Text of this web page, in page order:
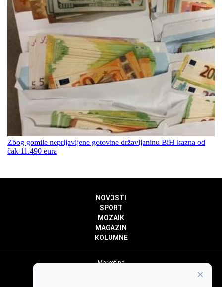
Zbog gomile neprijavljene gotovine državljaninu BiH kazna od
čak 11.490 eura
NOVOSTI
SPORT
MOZAIK
MAGAZIN
KOLUMNE
Marketing
×